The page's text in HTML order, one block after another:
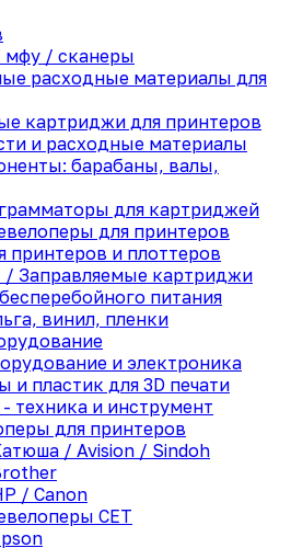
/ сканеры
расходные материалы для
картриджи для принтеров
и расходные материалы
барабаны, валы,
для картриджей
для принтеров
принтеров и плоттеров
Заправляемые картриджи
питания
винил, пленки
и электроника
и пластик для 3D печати
техника и инструмент
для принтеров
/ Avision / Sindoh
/ Canon
CET